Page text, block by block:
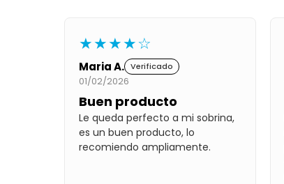
★★★★☆
Maria A. Verificado
01/02/2026
Buen producto
Le queda perfecto a mi sobrina,
es un buen producto, lo
recomiendo ampliamente.